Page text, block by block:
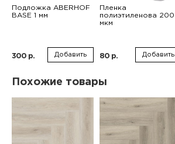
Подложка ABERHOF
BASE 1 мм
300 р. Добавить
Пленка
полиэтиленова 200
мкм
80 р. Добавить
Похожие товары